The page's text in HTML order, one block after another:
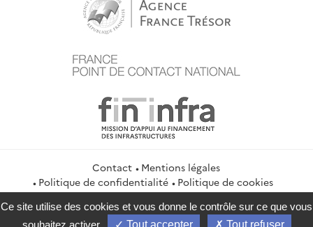
Contact
Mentions légales
Politique de confidentialité
Politique de cookies
Gestion des cookies
Flux RSS
service-public.gouv.fr
legifrance.gouv.fr info.gouv.fr
Ce site utilise des cookies et vous donne le contrôle sur ce que vous
souhaitez activer
Tout accepter Tout refuser